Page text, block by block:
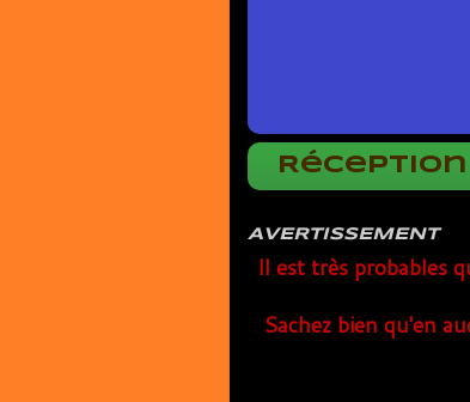
Réception
AVERTISSEMENT
Il est très probables
Sachez bien qu'en